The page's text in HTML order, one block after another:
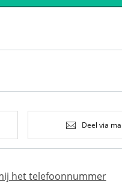
Deel via
het telefoonnummer